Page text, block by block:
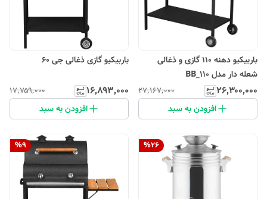
باربیکیو دهنه 110 گازی و ذغالی
شعله دار مدل BB_110
۲۶٬۳۰۰٬۰۰۰ ۲۷٬۱۶۷٬۰۰۰
افزودن به سبد
باربیکیو گازی ذغالی جی 60
۱۶٬۸۹۳٬۰۰۰ ۱۷٬۷۵۹٬۰۰۰
افزودن به سبد
%26
%9